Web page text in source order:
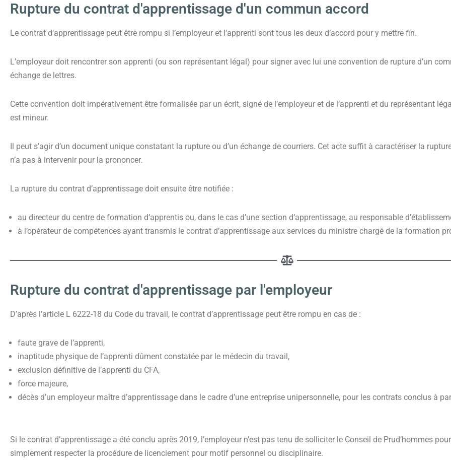
Rupture du contrat d'apprentissage d'un commun accord
Le contrat d’apprentissage peut être rompu si l’employeur et l’apprenti sont tous les deux d’accord pour y mettre fin.
L’employeur doit rencontrer son apprenti (ou son représentant légal) pour signer avec lui une convention de rupture d’un
échange de lettres.
Cette convention doit impérativement être formalisée par un écrit, signé de l’employeur et de l’apprenti et du représentant
est mineur.
Il peut s’agir d’un document unique constatant la rupture ou d’un échange de courriers. Cet acte suffit à caractériser la
n’a pas à intervenir pour la prononcer.
La rupture du contrat d’apprentissage doit ensuite être notifiée :
au directeur du centre de formation d’apprentis ou, dans le cas d’une section d’apprentissage, au responsable
à l’opérateur de compétences ayant transmis le contrat d’apprentissage aux services du ministre chargé de la formation
Rupture du contrat d'apprentissage par l'employeur
D’après l’article L 6222-18 du Code du travail, le contrat d’apprentissage peut être rompu en cas de :
faute grave de l’apprenti,
inaptitude physique de l’apprenti dûment constatée par le médecin du travail,
exclusion définitive de l’apprenti du CFA,
force majeure,
décès d’un employeur maître d’apprentissage dans le cadre d’une entreprise unipersonnelle, pour les contrats conclus à
Si le contrat d’apprentissage a été conclu après 2019, l’employeur n’est pas tenu de solliciter le Conseil de Prud’hommes
simplement respecter la procédure de licenciement pour motif personnel ou disciplinaire.